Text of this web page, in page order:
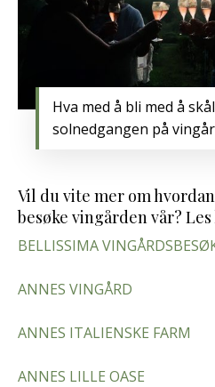
Hva med å bli med å
solnedgangen på
Vil du vite mer om
besøke vingården vår?
BELLISSIMA
ANNES VINGÅRD
ANNES ITALIENSKE FARM
ANNES LILLE OASE